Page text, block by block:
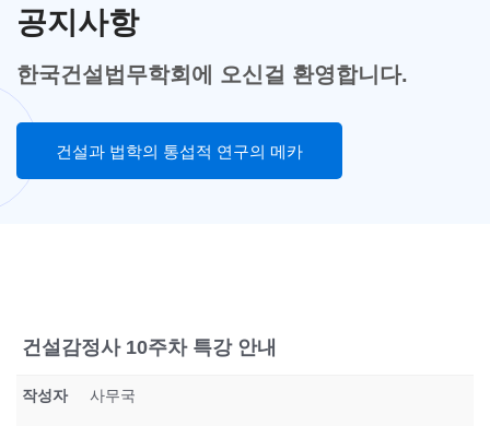
공지사항
한국건설법무학회에 오신걸 환영합니다.
건설과 법학의 통섭적 연구의 메카
건설감정사 10주차 특강 안내
작성자 사무국